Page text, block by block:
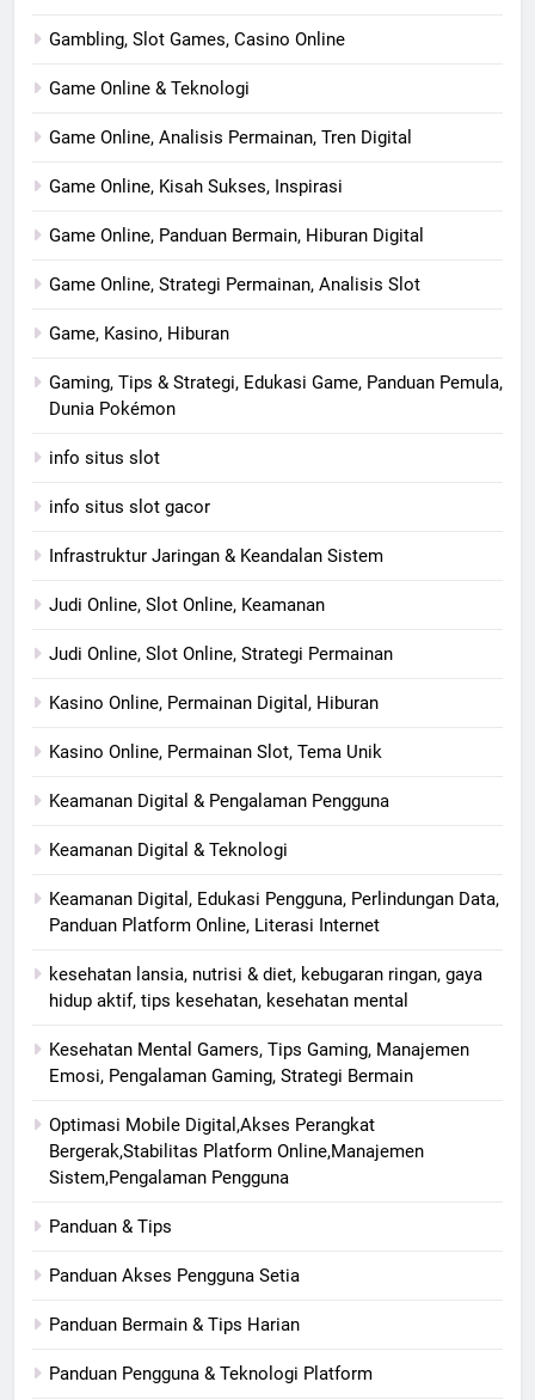
Gambling, Slot Games, Casino Online
Game Online & Teknologi
Game Online, Analisis Permainan, Tren Digital
Game Online, Kisah Sukses, Inspirasi
Game Online, Panduan Bermain, Hiburan Digital
Game Online, Strategi Permainan, Analisis Slot
Game, Kasino, Hiburan
Gaming, Tips & Strategi, Edukasi Game, Panduan Pemula,
Dunia Pokémon
info situs slot
info situs slot gacor
Infrastruktur Jaringan & Keandalan Sistem
Judi Online, Slot Online, Keamanan
Judi Online, Slot Online, Strategi Permainan
Kasino Online, Permainan Digital, Hiburan
Kasino Online, Permainan Slot, Tema Unik
Keamanan Digital & Pengalaman Pengguna
Keamanan Digital & Teknologi
Keamanan Digital, Edukasi Pengguna, Perlindungan Data,
Panduan Platform Online, Literasi Internet
kesehatan lansia, nutrisi & diet, kebugaran ringan, gaya
hidup aktif, tips kesehatan, kesehatan mental
Kesehatan Mental Gamers, Tips Gaming, Manajemen
Emosi, Pengalaman Gaming, Strategi Bermain
Optimasi Mobile Digital,Akses Perangkat
Bergerak,Stabilitas Platform Online,Manajemen
Sistem,Pengalaman Pengguna
Panduan & Tips
Panduan Akses Pengguna Setia
Panduan Bermain & Tips Harian
Panduan Pengguna & Teknologi Platform